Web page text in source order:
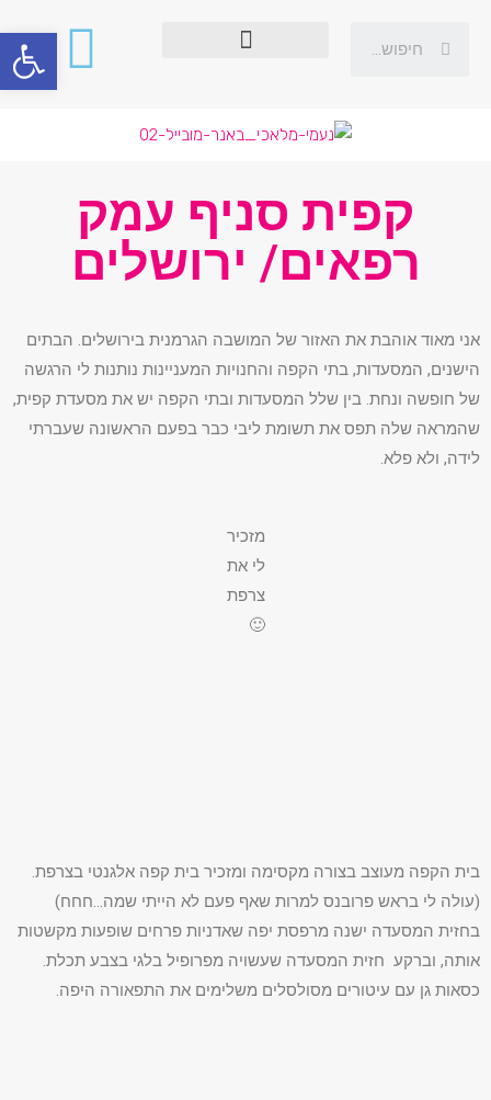
קפית סניף עמק
רפאים/ ירושלים
אני מאוד אוהבת את האזור של המושבה הגרמנית בירושלים. הבתים
הישנים, המסעדות, בתי הקפה והחנויות המעניינות נותנות לי הרגשה
של חופשה ונחת. בין שלל המסעדות ובתי הקפה יש את מסעדת קפית,
שהמראה שלה תפס את תשומת ליבי כבר בפעם הראשונה שעברתי
לידה, ולא פלא.
מזכיר
לי את
צרפת
🙂
בית הקפה מעוצב בצורה מקסימה ומזכיר בית קפה אלגנטי בצרפת.
(עולה לי בראש פרובנס למרות שאף פעם לא הייתי שמה…חחח)
בחזית המסעדה ישנה מרפסת יפה שאדניות פרחים שופעות מקשטות
אותה, וברקע חזית המסעדה שעשויה מפרופיל בלגי בצבע תכלת.
כסאות גן עם עיטורים מסולסלים משלימים את התפאורה היפה.
פתח